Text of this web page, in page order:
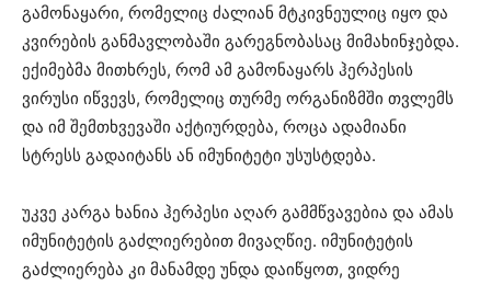
გამონაყარი, რომელიც ძალიან მტკივნეულიც იყო და
კვირების განმავლობაში გარეგნობასაც მიმახინჯებდა.
ექიმებმა მითხრეს, რომ ამ გამონაყარს ჰერპესის
ვირუსი იწვევს, რომელიც თურმე ორგანიზმში თვლემს
და იმ შემთხვევაში აქტიურდება, როცა ადამიანი
სტრესს გადაიტანს ან იმუნიტეტი უსუსტდება.
უკვე კარგა ხანია ჰერპესი აღარ გამმწვავებია და ამას
იმუნიტეტის გაძლიერებით მივაღწიე. იმუნიტეტის
გაძლიერება კი მანამდე უნდა დაიწყოთ, ვიდრე